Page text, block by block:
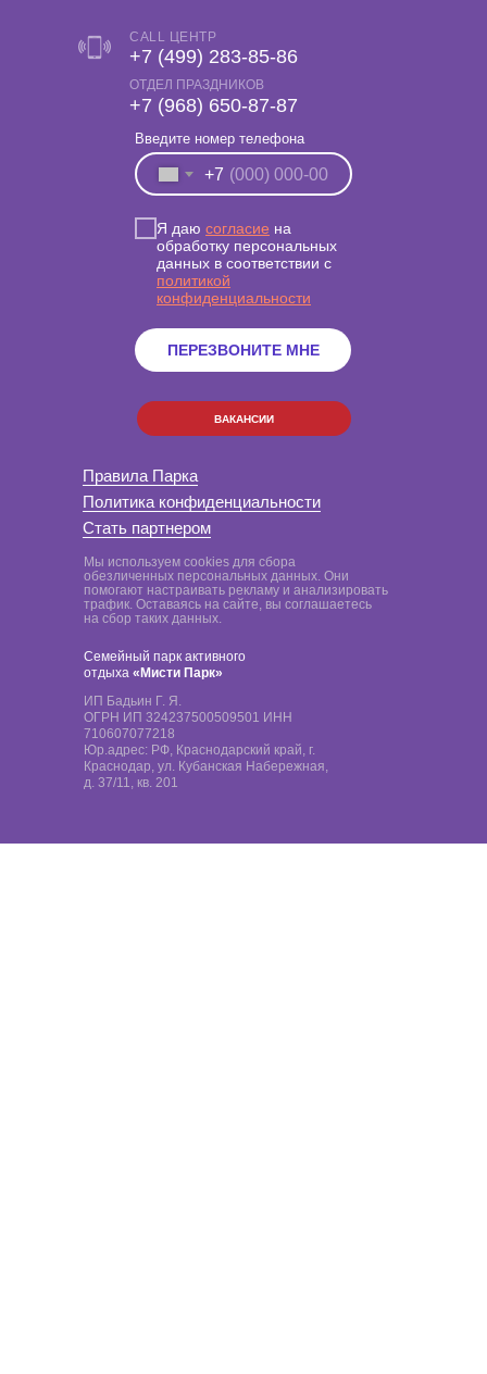
Введите номер телефона
+7
Я даю согласие на
обработку персональных
данных в соответствии с
политикой
конфиденциальности
ПЕРЕЗВОНИТЕ МНЕ
+7 (499) 283-85-86
‎+7 (968) 650-87-87
ОТДЕЛ ПРАЗДНИКОВ
CALL ЦЕНТР
ИП Бадьин Г. Я.
ОГРН ИП 324237500509501 ИНН
710607077218
Юр.адрес: РФ, Краснодарский край, г.
Краснодар, ул. Кубанская Набережная,
д. 37/11, кв. 201
Семейный парк активного
отдыха «Мисти Парк»
Мы используем cookies для сбора
обезличенных персональных данных. Они
помогают настраивать рекламу и анализировать
трафик. Оставаясь на сайте, вы соглашаетесь
на сбор таких данных.
Правила Парка
Политика конфиденциальности
Стать партнером
ВАКАНСИИ